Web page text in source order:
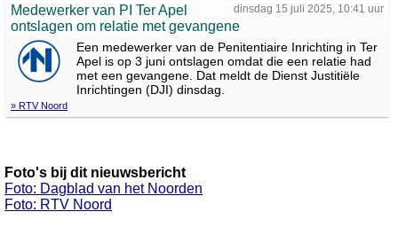
dinsdag 15 juli 2025, 10:41 uur
Medewerker van PI Ter Apel
ontslagen om relatie met gevangene
Een medewerker van de Penitentiaire Inrichting in Ter
Apel is op 3 juni ontslagen omdat die een relatie had
met een gevangene. Dat meldt de Dienst Justitiële
Inrichtingen (DJI) dinsdag.
» RTV Noord
Foto's bij dit nieuwsbericht
Foto: Dagblad van het Noorden
Foto: RTV Noord